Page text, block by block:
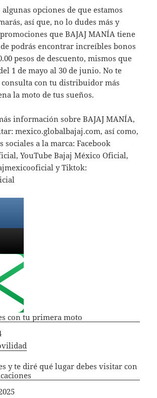
algunas opciones de que estamos
así que, no lo dudes más y
que BAJAJ MANÍA tiene
podrás encontrar increíbles bonos
pesos de descuento, mismos que
1 de mayo al 30 de junio. No te
consulta con tu distribuidor más
la moto de tus sueños.
información sobre BAJAJ MANÍA,
mexico.globalbajaj.com, así como,
sociales a la marca: Facebook
YouTube Bajaj México Oficial,
y Tiktok:
con tu primera moto
y te diré qué lugar debes visitar con